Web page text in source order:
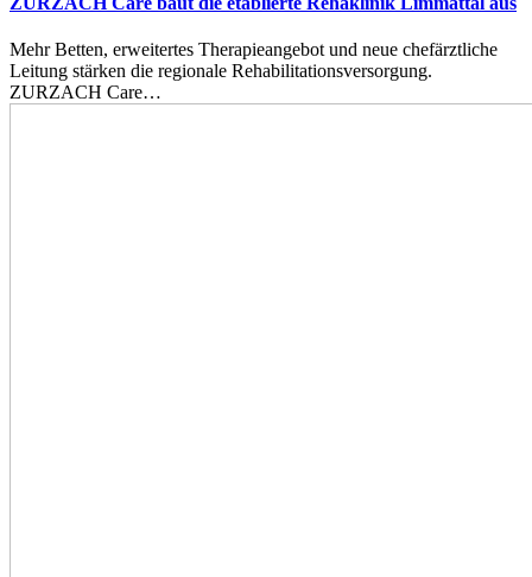
Mehr Betten, erweitertes Therapieangebot und neue chefärztliche
Leitung stärken die regionale Rehabilitationsversorgung.
ZURZACH Care…